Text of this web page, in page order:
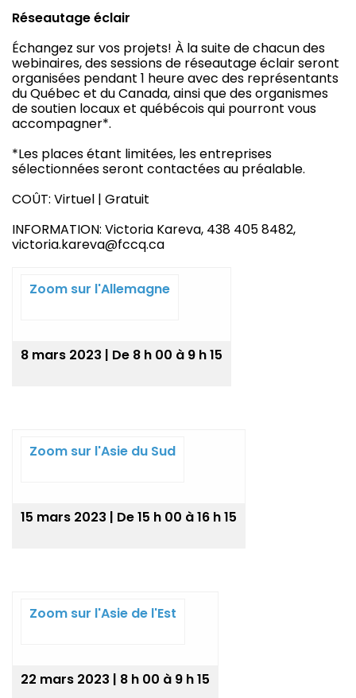
Réseautage éclair
Échangez sur vos projets! À la suite de chacun des
webinaires, des sessions de réseautage éclair seront
organisées pendant 1 heure avec des représentants
du Québec et du Canada, ainsi que des organismes
de soutien locaux et québécois qui pourront vous
accompagner*.
*Les places étant limitées, les entreprises
sélectionnées seront contactées au préalable.
COÛT: Virtuel | Gratuit
INFORMATION: Victoria Kareva, 438 405 8482,
victoria.kareva@fccq.ca
Zoom sur l'Allemagne
8 mars 2023 | De 8 h 00 à 9 h 15
Zoom sur l'Asie du Sud
15 mars 2023 | De 15 h 00 à 16 h 15
Zoom sur l'Asie de l'Est
22 mars 2023 | 8 h 00 à 9 h 15